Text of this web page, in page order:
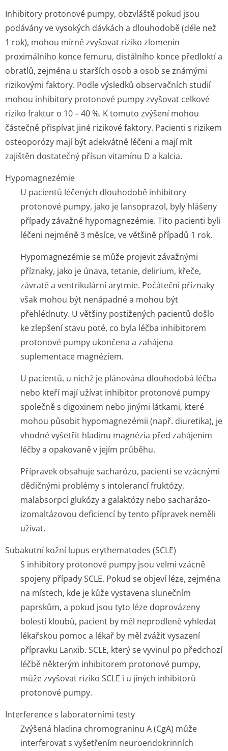
Inhibitory protonové pumpy, obzvláště pokud jsou
podávány ve vysokých dávkách a dlouhodobě (déle než
1 rok), mohou mírně zvyšovat riziko zlomenin
proximálního konce femuru, distálního konce předloktí a
obratlů, zejména u starších osob a osob se známými
rizikovými faktory. Podle výsledků observačních studií
mohou inhibitory protonové pumpy zvyšovat celkové
riziko fraktur o 10 – 40 %. K tomuto zvýšení mohou
částečně přispívat jiné rizikové faktory. Pacienti s rizikem
osteoporózy mají být adekvátně léčeni a mají mít
zajištěn dostatečný přísun vitamínu D a kalcia.
Hypomagnezémie
U pacientů léčených dlouhodobě inhibitory
protonové pumpy, jako je lansoprazol, byly hlášeny
případy závažné hypomagnezémie. Tito pacienti byli
léčeni nejméně 3 měsíce, ve většině případů 1 rok.
Hypomagnezémie se může projevit závažnými
příznaky, jako je únava, tetanie, delirium, křeče,
závratě a ventrikulární arytmie. Počátečni příznaky
však mohou být nenápadné a mohou být
přehlédnuty. U většiny postižených pacientů došlo
ke zlepšení stavu poté, co byla léčba inhibitorem
protonové pumpy ukončena a zahájena
suplementace magnéziem.
U pacientů, u nichž je plánována dlouhodobá léčba
nebo kteří mají užívat inhibitor protonové pumpy
společně s digoxinem nebo jinými látkami, které
mohou působit hypomagnezémii (např. diuretika), je
vhodné vyšetřit hladinu magnézia před zahájením
léčby a opakovaně v jejím průběhu.
Přípravek obsahuje sacharózu, pacienti se vzácnými
dědičnými problémy s intolerancí fruktózy,
malabsorpcí glukózy a galaktózy nebo sacharázo-
izomaltázovou deficiencí by tento přípravek neměli
užívat.
Subakutní kožní lupus erythematodes (SCLE)
S inhibitory protonové pumpy jsou velmi vzácně
spojeny případy SCLE. Pokud se objeví léze, zejména
na místech, kde je kůže vystavena slunečním
paprskům, a pokud jsou tyto léze doprovázeny
bolestí kloubů, pacient by měl neprodleně vyhledat
lékařskou pomoc a lékař by měl zvážit vysazení
přípravku Lanxib. SCLE, který se vyvinul po předchozí
léčbě některým inhibitorem protonové pumpy,
může zvyšovat riziko SCLE i u jiných inhibitorů
protonové pumpy.
Interference s laboratorními testy
Zvýšená hladina chromograninu A (CgA) může
interferovat s vyšetřením neuroendokrinních